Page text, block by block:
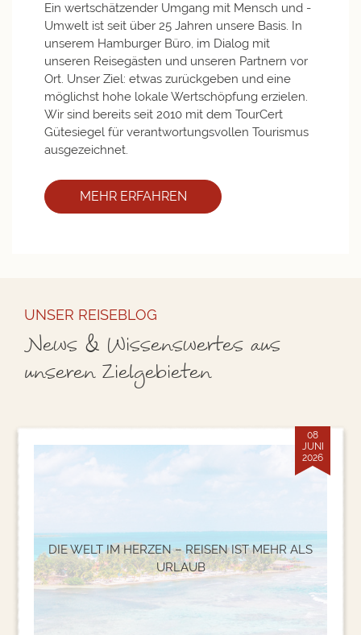
Ein wertschätzender ­Umgang mit Mensch und ­
Umwelt ist seit über 25 Jahren ­unsere Basis. In
unserem Hamburger Büro, im Dialog mit
unseren Reise­gästen und ­unseren Partnern vor
Ort. ­Unser Ziel: etwas zurückgeben und eine
möglichst hohe lokale Wertschöpfung erzielen.
Wir sind bereits seit 2010 mit dem ­TourCert
Gütesiegel für verantwortungs­vollen Touris­mus
ausgezeichnet.
MEHR ERFAHREN
UNSER REISEBLOG
News & Wissenswertes aus
unseren Zielgebieten
08
JUNI
2026
DIE WELT IM HERZEN – REISEN IST MEHR ALS
URLAUB